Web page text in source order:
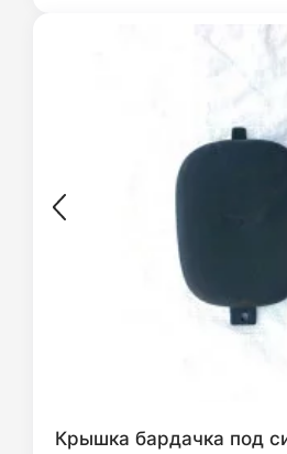
Крышка бардачка под